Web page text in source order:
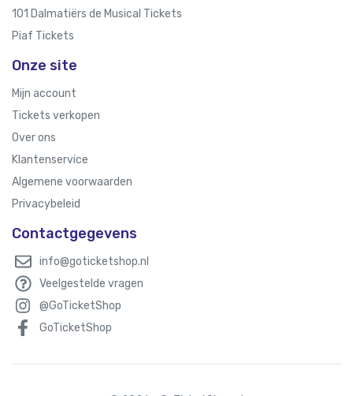
101 Dalmatiërs de Musical Tickets
Piaf Tickets
Onze site
Mijn account
Tickets verkopen
Over ons
Klantenservice
Algemene voorwaarden
Privacybeleid
Contactgegevens
info@goticketshop.nl
Veelgestelde vragen
@GoTicketShop
GoTicketShop